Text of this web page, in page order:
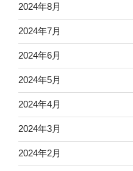
2024年8月
2024年7月
2024年6月
2024年5月
2024年4月
2024年3月
2024年2月